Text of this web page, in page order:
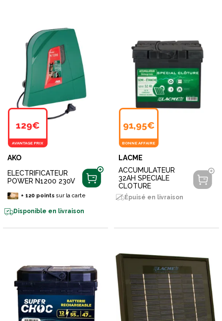
129€
AVANTAGE PRIX
AKO
ELECTRIFICATEUR
POWER N1200 230V
+ 120pointssur la carte
Disponible en livraison
91,95€
BONNE AFFAIRE
LACME
ACCUMULATEUR
32AH SPECIALE
CLOTURE
Épuisé en livraison